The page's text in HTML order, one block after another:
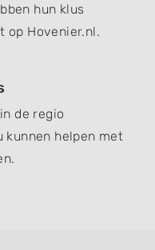
hun klus
op Hovenier.nl.
de regio
kunnen helpen met